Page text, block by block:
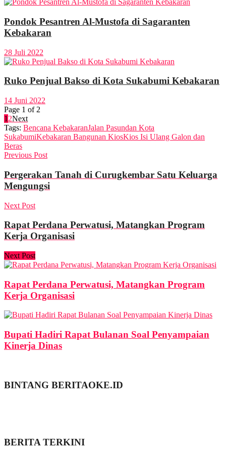
Pondok Pesantren Al-Mustofa di Sagaranten
Kebakaran
28 Juli 2022
Ruko Penjual Bakso di Kota Sukabumi Kebakaran
14 Juni 2022
Page 1 of 2
1 2Next
Tags: Bencana KebakaranJalan Pasundan Kota
SukabumiKebakaran Bangunan KiosKios Isi Ulang Galon dan
Beras
Previous Post
Pergerakan Tanah di Curugkembar Satu Keluarga
Mengungsi
Next Post
Rapat Perdana Perwatusi, Matangkan Program
Kerja Organisasi
Next Post
Rapat Perdana Perwatusi, Matangkan Program
Kerja Organisasi
Bupati Hadiri Rapat Bulanan Soal Penyampaian
Kinerja Dinas
BINTANG BERITAOKE.ID
BERITA TERKINI